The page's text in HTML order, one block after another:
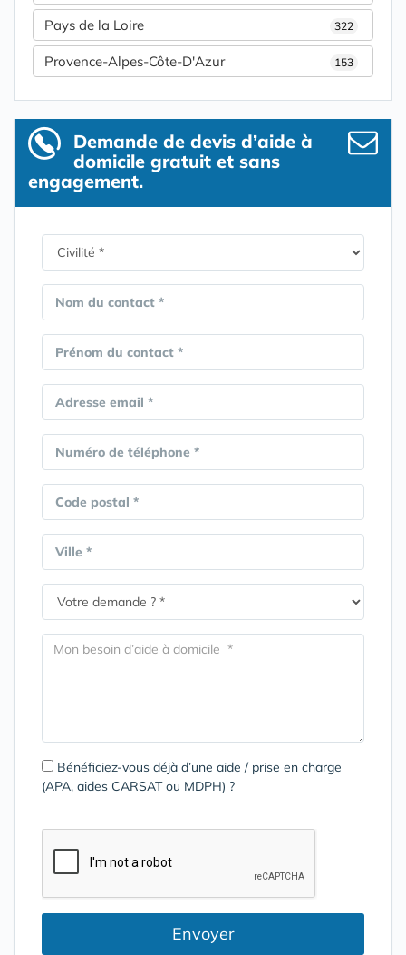
Pays de la Loire 322
Provence-Alpes-Côte-D'Azur 153
Demande de devis d’aide à
domicile gratuit et sans
engagement.
Nom du contact *
Prénom du contact *
Adresse email *
Numéro de téléphone *
Code postal *
Ville *
Bénéficiez-vous déjà d’une aide / prise en charge
(APA, aides CARSAT ou MDPH) ?
Envoyer